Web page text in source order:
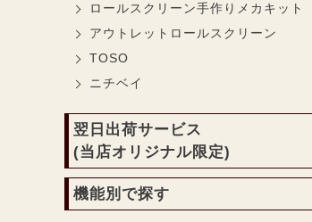
ロールスクリーン手作りメカキット
アウトレットロールスクリーン
TOSO
ニチベイ
翌日出荷サービス
(当店オリジナル限定)
機能別で探す